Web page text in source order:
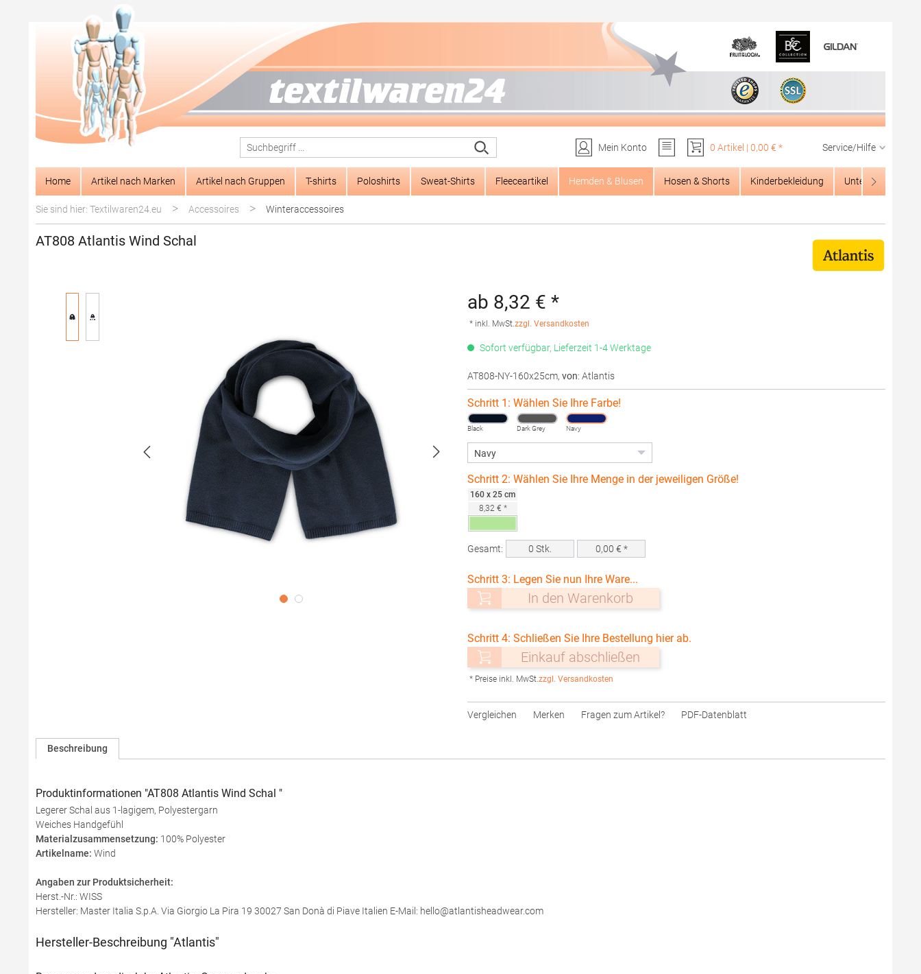
Zur Hauptnavigation springen
Mein Konto
0 Artikel | 0,00 € * Service/Hilfe
Home Artikel nach Marken Artikel nach Gruppen T-shirts Poloshirts Sweat-Shirts Fleeceartikel Hemden & Blusen Hosen & Shorts Kinderbekleidung Unterwäsche
Sie sind hier: Textilwaren24.eu > Accessoires > Winteraccessoires
AT808 Atlantis Wind Schal
ab 8,32 € *
* inkl. MwSt.zzgl. Versandkosten
Sofort verfügbar, Lieferzeit 1-4 Werktage
AT808-NY-160x25cm, von: Atlantis
Schritt 1: Wählen Sie Ihre Farbe!
Black Dark Grey Navy
Schritt 2: Wählen Sie Ihre Menge in der jeweiligen Größe!
160 x 25 cm
8,32 € *
Gesamt: 0 Stk. 0,00 € *
Schritt 3: Legen Sie nun Ihre Ware...
In den Warenkorb
Schritt 4: Schließen Sie Ihre Bestellung hier ab.
Einkauf abschließen
* Preise inkl. MwSt.zzgl. Versandkosten
Vergleichen Merken Fragen zum Artikel? PDF-Datenblatt
Beschreibung
Produktinformationen "AT808 Atlantis Wind Schal "
Legerer Schal aus 1-lagigem, Polyestergarn
Weiches Handgefühl
Materialzusammensetzung: 100% Polyester
Artikelname: Wind
Angaben zur Produktsicherheit:
Herst.-Nr.: WISS
Hersteller: Master Italia S.p.A. Via Giorgio La Pira 19 30027 San Donà di Piave Italien E-Mail: hello@atlantisheadwear.com
Hersteller-Beschreibung "Atlantis"